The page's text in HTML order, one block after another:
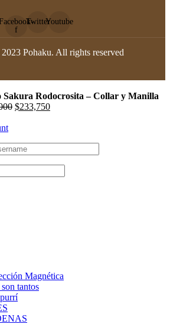
f
TwitterYoutube
Pohaku. All rights reserved
Sakura Rodocrosita – Collar y Manilla
Original
$233,750Current
Magnética
tantos